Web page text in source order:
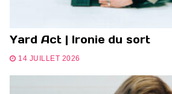
Yard Act | Ironie du sort
14 JUILLET 2026